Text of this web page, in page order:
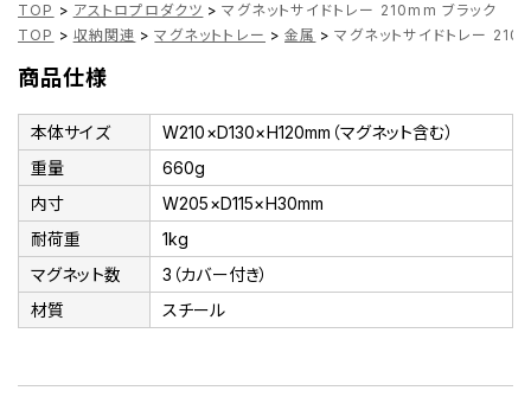
TOP > アストロプロダクツ > マグネットサイドトレー 210mm ブラック
TOP > 収納関連 > マグネットトレー > 金属 > マグネットサイドトレー
商品仕様
本体サイズ
W210×D130×H120mm（マグネット含む）
重量
660g
内寸
W205×D115×H30mm
耐荷重
1kg
マグネット数
3（カバー付き）
材質
スチール